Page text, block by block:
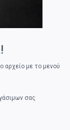
αρχείο με το μενού
σας